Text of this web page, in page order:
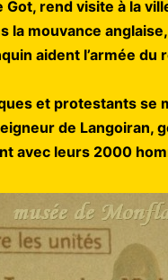
rend visite à la
la mouvance
aident l’armée
et protestants se
de
avec leurs 2000